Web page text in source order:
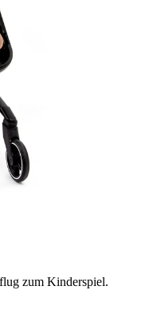
zum Kinderspiel.